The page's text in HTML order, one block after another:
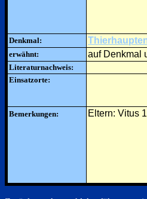
Denkmal:
erwähnt: auf Denkmal
Literaturnachweis:
Einsatzorte:
Bemerkungen: Eltern: Vitus